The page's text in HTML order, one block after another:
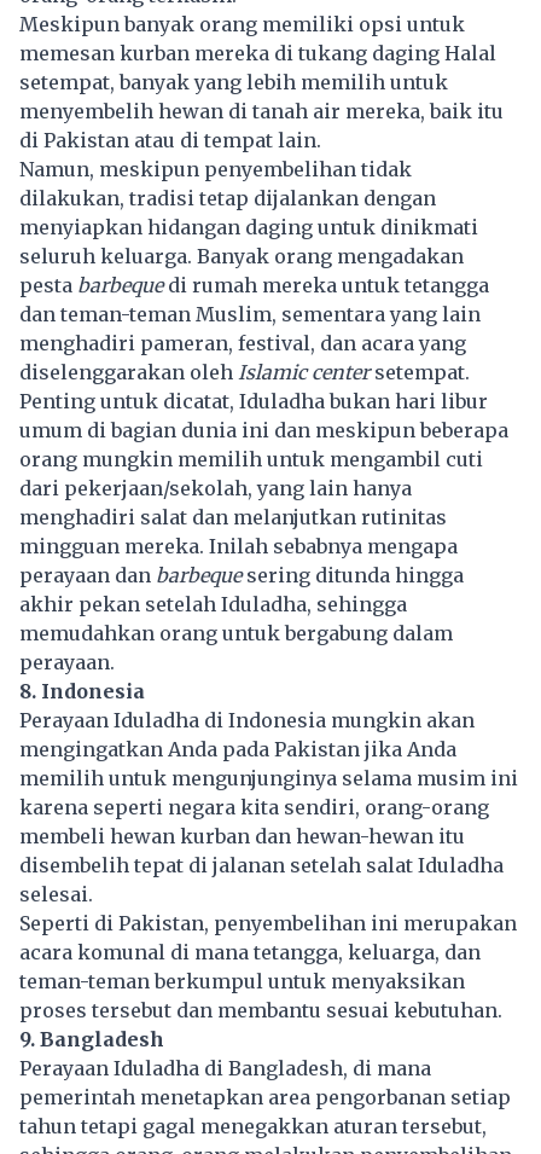
Meskipun banyak orang memiliki opsi untuk
memesan kurban mereka di tukang daging Halal
setempat, banyak yang lebih memilih untuk
menyembelih hewan di tanah air mereka, baik itu
di Pakistan atau di tempat lain.
Namun, meskipun penyembelihan tidak
dilakukan, tradisi tetap dijalankan dengan
menyiapkan hidangan daging untuk dinikmati
seluruh keluarga. Banyak orang mengadakan
pesta barbequedi rumah mereka untuk tetangga
dan teman-teman Muslim, sementara yang lain
menghadiri pameran, festival, dan acara yang
diselenggarakan oleh Islamic centersetempat.
Penting untuk dicatat, Iduladha bukan hari libur
umum di bagian dunia ini dan meskipun beberapa
orang mungkin memilih untuk mengambil cuti
dari pekerjaan/sekolah, yang lain hanya
menghadiri salat dan melanjutkan rutinitas
mingguan mereka. Inilah sebabnya mengapa
perayaan dan barbequesering ditunda hingga
akhir pekan setelah Iduladha, sehingga
memudahkan orang untuk bergabung dalam
perayaan.
8. Indonesia
Perayaan Iduladha di Indonesia mungkin akan
mengingatkan Anda pada Pakistan jika Anda
memilih untuk mengunjunginya selama musim ini
karena seperti negara kita sendiri, orang-orang
membeli hewan kurban dan hewan-hewan itu
disembelih tepat di jalanan setelah salat Iduladha
selesai.
Seperti di Pakistan, penyembelihan ini merupakan
acara komunal di mana tetangga, keluarga, dan
teman-teman berkumpul untuk menyaksikan
proses tersebut dan membantu sesuai kebutuhan.
9. Bangladesh
Perayaan Iduladha di Bangladesh, di mana
pemerintah menetapkan area pengorbanan setiap
tahun tetapi gagal menegakkan aturan tersebut,